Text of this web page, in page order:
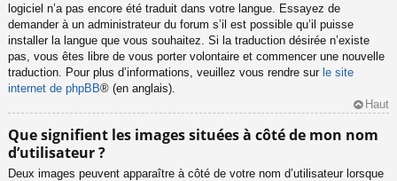
logiciel n’a pas encore été traduit dans votre langue. Essayez de
demander à un administrateur du forum s’il est possible qu’il puisse
installer la langue que vous souhaitez. Si la traduction désirée n’existe
pas, vous êtes libre de vous porter volontaire et commencer une nouvelle
traduction. Pour plus d’informations, veuillez vous rendre sur le site
internet de phpBB® (en anglais).
Haut
Que signifient les images situées à côté de mon nom
d’utilisateur ?
Deux images peuvent apparaître à côté de votre nom d’utilisateur lorsque